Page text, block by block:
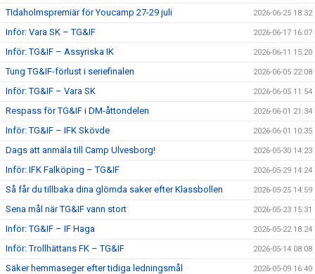
TIdaholmspremiär för Youcamp 27-29 juli 2026-06-25 18:32
Inför: Vara SK – TG&IF 2026-06-17 16:07
Inför: TG&IF – Assyriska IK 2026-06-11 15:20
Tung TG&IF-förlust i seriefinalen 2026-06-05 22:08
Inför: TG&IF – Vara SK 2026-06-05 11:54
Respass för TG&IF i DM-åttondelen 2026-06-01 21:34
Inför: TG&IF – IFK Skövde 2026-06-01 10:35
Dags att anmäla till Camp Ulvesborg! 2026-05-30 14:23
Inför: IFK Falköping – TG&IF 2026-05-29 14:24
Så får du tillbaka dina glömda saker efter Klassbollen 2026-05-25 14:59
Sena mål när TG&IF vann stort 2026-05-23 15:31
Inför: TG&IF – IF Haga 2026-05-22 18:24
Inför: Trollhättans FK – TG&IF 2026-05-14 08:08
Säker hemmaseger efter tidiga ledningsmål 2026-05-09 16:40